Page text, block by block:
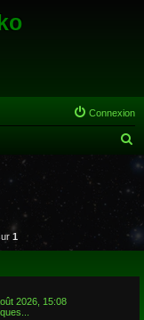
Connexion
1
2026, 15:08